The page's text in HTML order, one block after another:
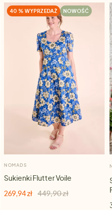
40 % WYPRZEDAŻ NOWOŚĆ
NOMADS
Sukienki Flutter Voile
269,94 zł 449,90 zł